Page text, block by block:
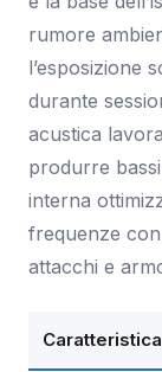
rumore
l’esposizione
durante
acustica
produrre
interna
frequenze
attacchi e
Caratteristica